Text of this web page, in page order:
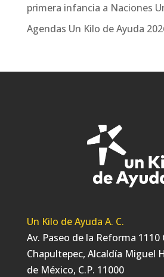
primera infancia a Naciones
Agendas Un Kilo de Ayuda
Un Kilo de Ayuda A. C.
Av. Paseo de la Reforma 1110
Chapultepec, Alcaldía Miguel
de México, C.P. 11000